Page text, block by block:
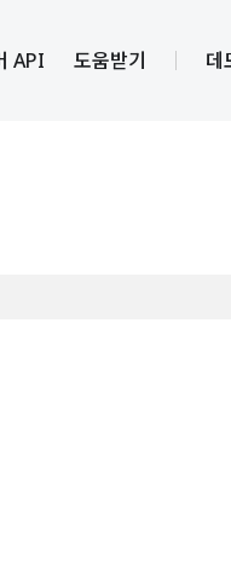
API 도움받기 데